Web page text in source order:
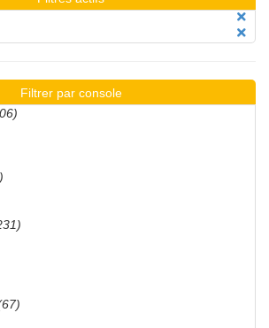
Filtrer par console